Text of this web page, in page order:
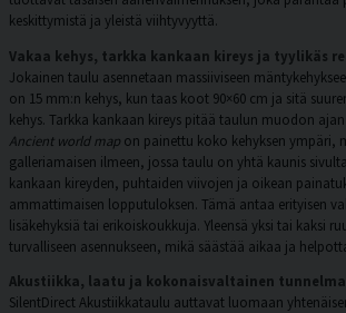
keskittymistä ja yleistä viihtyvyyttä.
Vakaa kehys, tarkka kankaan kireys ja tyylikäs
Jokainen taulu asennetaan massiiviseen
on 15 mm:n kehys, kun taas koot 90×60 cm ja sitä
kehys. Tarkka kankaan kireys pitää taulun muodon
Ancient world map on painettu koko kehyksen ympäri,
galleriamaisen ilmeen, jossa taulu on yhtä kaunis
kankaan kireyden, puhtaiden viivojen ja oikean
ammattimaisen lopputuloksen. Tämä antaa erityisen
lisäkehyksiä tai erikoiskoukkuja. Yleensä yksi tai kaksi
turvalliseen asennukseen, mikä säästää aikaa ja
Akustiikka, laatu ja kokonaisvaltainen tunnelma
SilentDirect Akustiikkataulu auttavat luomaan